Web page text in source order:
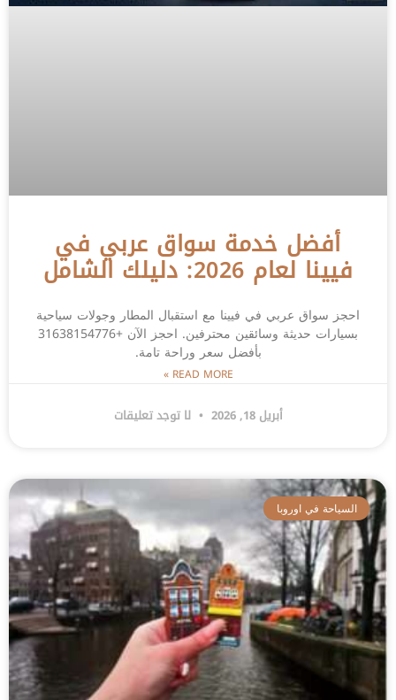
أفضل خدمة سواق عربي في
فيينا لعام 2026: دليلك الشامل
احجز سواق عربي في فيينا مع استقبال المطار وجولات سياحية
بسيارات حديثة وسائقين محترفين. احجز الآن +31638154776
بأفضل سعر وراحة تامة.
READ MORE »
أبريل 18, 2026 لا توجد تعليقات
السياحة في اوروبا